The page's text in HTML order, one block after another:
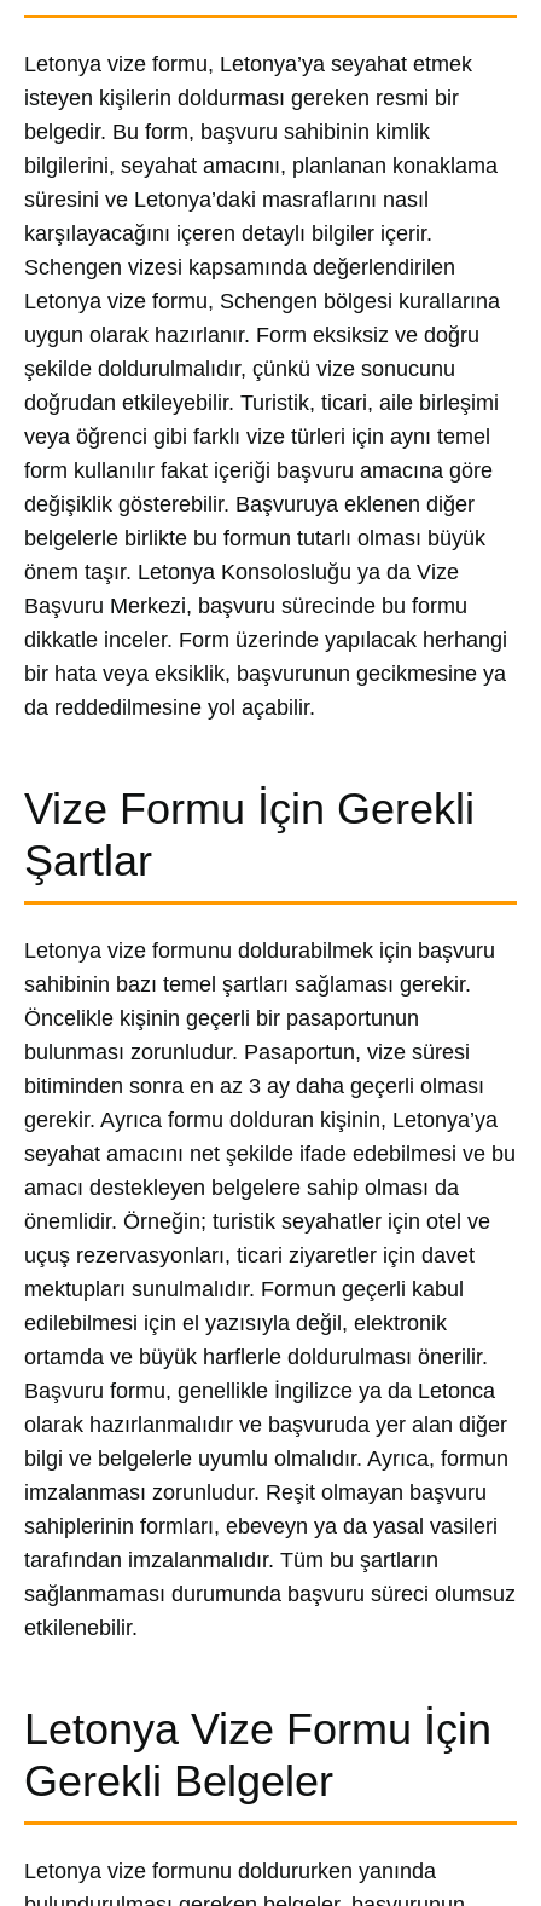
Letonya vize formu, Letonya’ya seyahat etmek
isteyen kişilerin doldurması gereken resmi bir
belgedir. Bu form, başvuru sahibinin kimlik
bilgilerini, seyahat amacını, planlanan konaklama
süresini ve Letonya’daki masraflarını nasıl
karşılayacağını içeren detaylı bilgiler içerir.
Schengen vizesi kapsamında değerlendirilen
Letonya vize formu, Schengen bölgesi kurallarına
uygun olarak hazırlanır. Form eksiksiz ve doğru
şekilde doldurulmalıdır, çünkü vize sonucunu
doğrudan etkileyebilir. Turistik, ticari, aile birleşimi
veya öğrenci gibi farklı vize türleri için aynı temel
form kullanılır fakat içeriği başvuru amacına göre
değişiklik gösterebilir. Başvuruya eklenen diğer
belgelerle birlikte bu formun tutarlı olması büyük
önem taşır. Letonya Konsolosluğu ya da Vize
Başvuru Merkezi, başvuru sürecinde bu formu
dikkatle inceler. Form üzerinde yapılacak herhangi
bir hata veya eksiklik, başvurunun gecikmesine ya
da reddedilmesine yol açabilir.
Vize Formu İçin Gerekli
Şartlar
Letonya vize formunu doldurabilmek için başvuru
sahibinin bazı temel şartları sağlaması gerekir.
Öncelikle kişinin geçerli bir pasaportunun
bulunması zorunludur. Pasaportun, vize süresi
bitiminden sonra en az 3 ay daha geçerli olması
gerekir. Ayrıca formu dolduran kişinin, Letonya’ya
seyahat amacını net şekilde ifade edebilmesi ve bu
amacı destekleyen belgelere sahip olması da
önemlidir. Örneğin; turistik seyahatler için otel ve
uçuş rezervasyonları, ticari ziyaretler için davet
mektupları sunulmalıdır. Formun geçerli kabul
edilebilmesi için el yazısıyla değil, elektronik
ortamda ve büyük harflerle doldurulması önerilir.
Başvuru formu, genellikle İngilizce ya da Letonca
olarak hazırlanmalıdır ve başvuruda yer alan diğer
bilgi ve belgelerle uyumlu olmalıdır. Ayrıca, formun
imzalanması zorunludur. Reşit olmayan başvuru
sahiplerinin formları, ebeveyn ya da yasal vasileri
tarafından imzalanmalıdır. Tüm bu şartların
sağlanmaması durumunda başvuru süreci olumsuz
etkilenebilir.
Letonya Vize Formu İçin
Gerekli Belgeler
Letonya vize formunu doldururken yanında